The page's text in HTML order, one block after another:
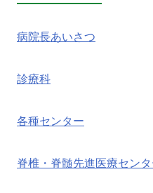
病院長あいさつ
診療科
各種センター
脊椎・脊髄先進医療セン